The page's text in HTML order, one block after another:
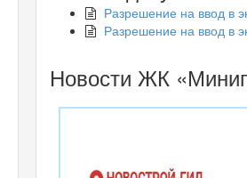
Разрешение на ввод в
Разрешение на ввод в
Новости ЖК